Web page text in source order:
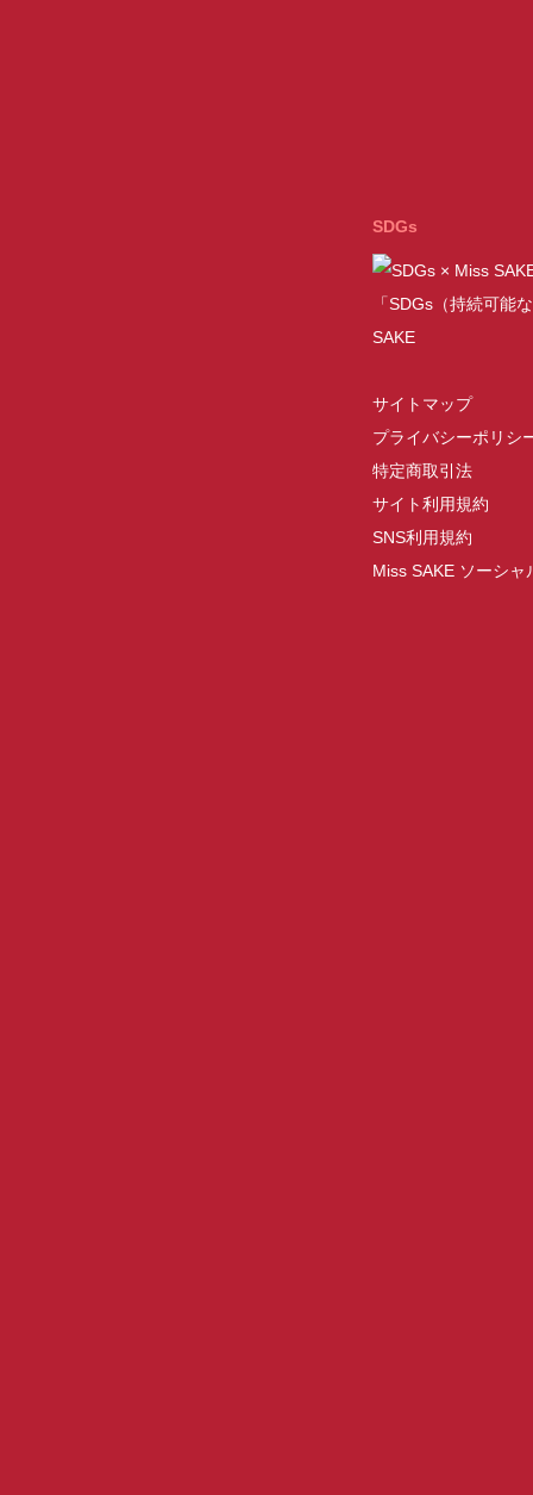
SDGs
「SDGs（持続可能
SAKE
サイトマップ
プライバシーポリシ
特定商取引法
サイト利用規約
SNS利用規約
Miss SAKE ソーシ